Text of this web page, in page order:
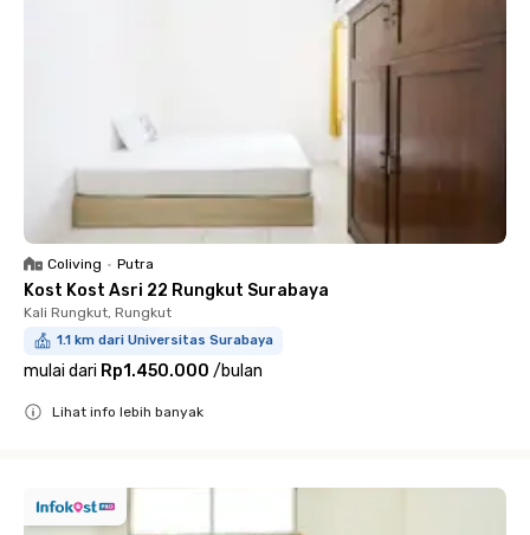
Coliving • Putra
Kost Kost Asri 22 Rungkut Surabaya
Kali Rungkut, Rungkut
1.1 km dari Universitas Surabaya
mulai dari Rp1.450.000 /bulan
Lihat info lebih banyak